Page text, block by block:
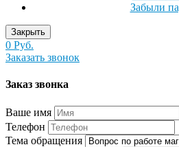
Забыли
Закрыть
0 Руб.
Заказать звонок
Заказ звонка
Ваше имя
Телефон
Тема обращения